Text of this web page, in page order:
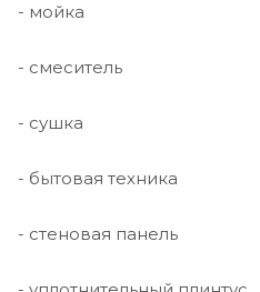
- мойка
- смеситель
- сушка
- бытовая техника
- стеновая панель